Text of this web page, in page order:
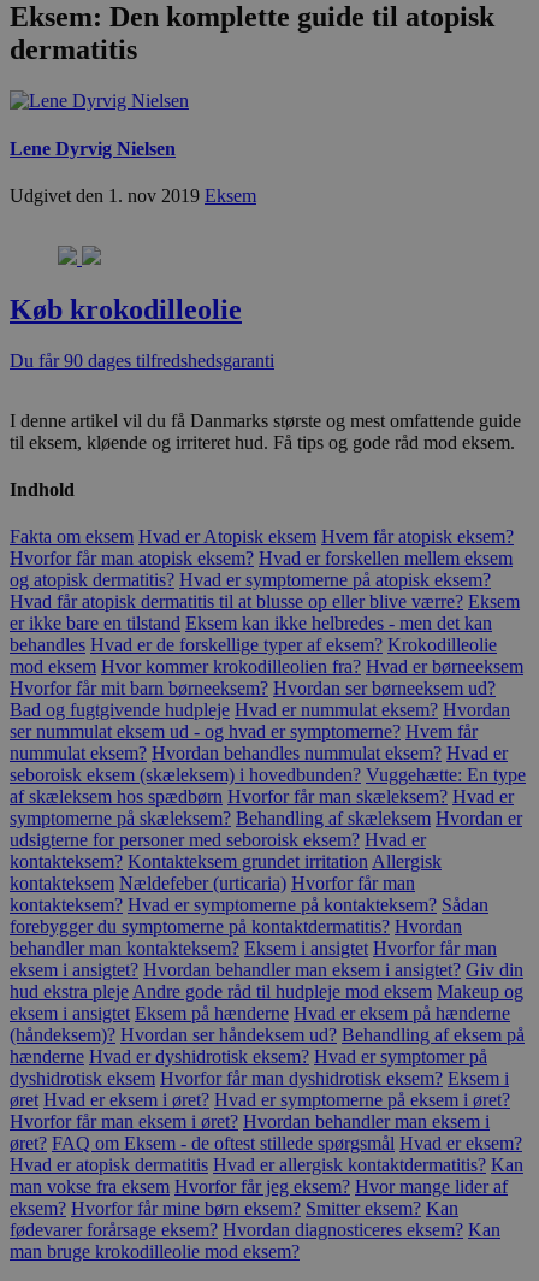
Eksem: Den komplette guide til atopisk
dermatitis
Lene Dyrvig Nielsen
Udgivet den 1. nov 2019 Eksem
Køb krokodilleolie
Du får 90 dages tilfredshedsgaranti
I denne artikel vil du få Danmarks største og mest omfattende guide
til eksem, kløende og irriteret hud. Få tips og gode råd mod eksem.
Indhold
Fakta om eksem Hvad er Atopisk eksem Hvem får atopisk eksem?
Hvorfor får man atopisk eksem? Hvad er forskellen mellem eksem
og atopisk dermatitis? Hvad er symptomerne på atopisk eksem?
Hvad får atopisk dermatitis til at blusse op eller blive værre? Eksem
er ikke bare en tilstand Eksem kan ikke helbredes - men det kan
behandles Hvad er de forskellige typer af eksem? Krokodilleolie
mod eksem Hvor kommer krokodilleolien fra? Hvad er børneeksem
Hvorfor får mit barn børneeksem? Hvordan ser børneeksem ud?
Bad og fugtgivende hudpleje Hvad er nummulat eksem? Hvordan
ser nummulat eksem ud - og hvad er symptomerne? Hvem får
nummulat eksem? Hvordan behandles nummulat eksem? Hvad er
seboroisk eksem (skæleksem) i hovedbunden? Vuggehætte: En type
af skæleksem hos spædbørn Hvorfor får man skæleksem? Hvad er
symptomerne på skæleksem? Behandling af skæleksem Hvordan er
udsigterne for personer med seboroisk eksem? Hvad er
kontakteksem? Kontakteksem grundet irritation Allergisk
kontakteksem Nældefeber (urticaria) Hvorfor får man
kontakteksem? Hvad er symptomerne på kontakteksem? Sådan
forebygger du symptomerne på kontaktdermatitis? Hvordan
behandler man kontakteksem? Eksem i ansigtet Hvorfor får man
eksem i ansigtet? Hvordan behandler man eksem i ansigtet? Giv din
hud ekstra pleje Andre gode råd til hudpleje mod eksem Makeup og
eksem i ansigtet Eksem på hænderne Hvad er eksem på hænderne
(håndeksem)? Hvordan ser håndeksem ud? Behandling af eksem på
hænderne Hvad er dyshidrotisk eksem? Hvad er symptomer på
dyshidrotisk eksem Hvorfor får man dyshidrotisk eksem? Eksem i
øret Hvad er eksem i øret? Hvad er symptomerne på eksem i øret?
Hvorfor får man eksem i øret? Hvordan behandler man eksem i
øret? FAQ om Eksem - de oftest stillede spørgsmål Hvad er eksem?
Hvad er atopisk dermatitis Hvad er allergisk kontaktdermatitis? Kan
man vokse fra eksem Hvorfor får jeg eksem? Hvor mange lider af
eksem? Hvorfor får mine børn eksem? Smitter eksem? Kan
fødevarer forårsage eksem? Hvordan diagnosticeres eksem? Kan
man bruge krokodilleolie mod eksem?